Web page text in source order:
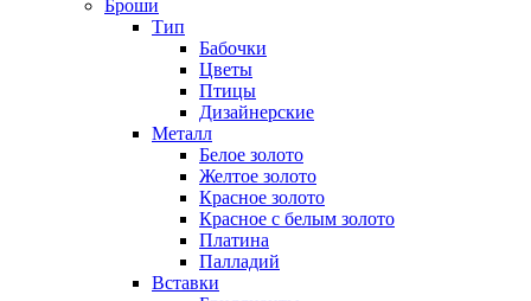
Броши
Тип
Бабочки
Цветы
Птицы
Дизайнерские
Металл
Белое золото
Желтое золото
Красное золото
Красное с белым золото
Платина
Палладий
Вставки